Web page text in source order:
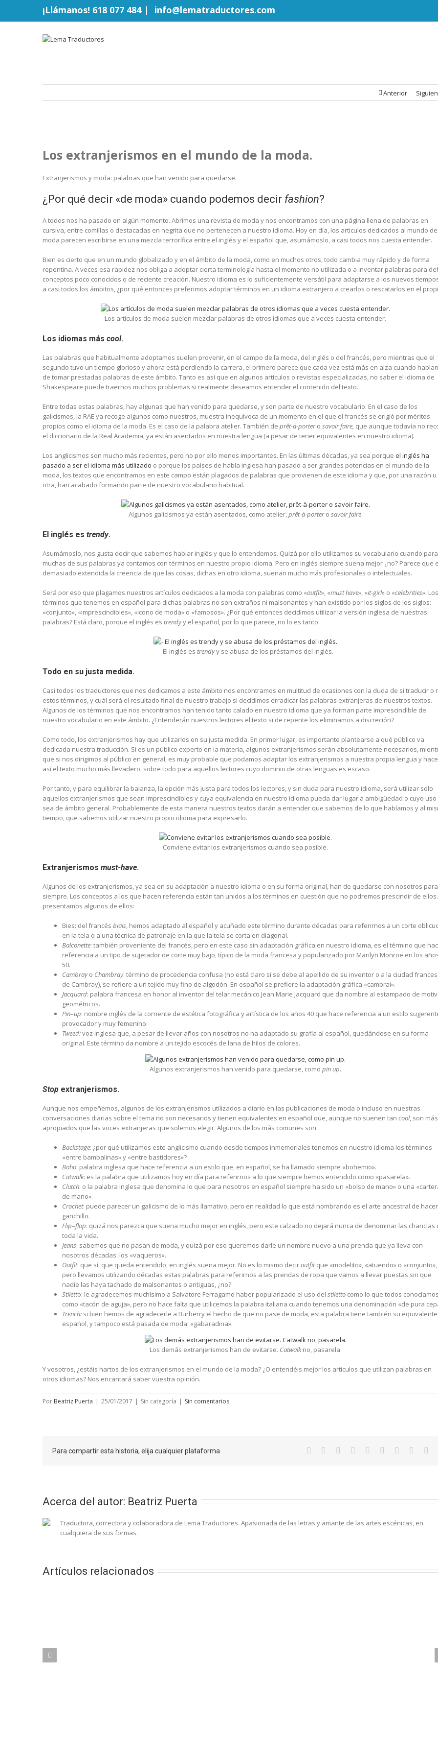
¡Llámanos! 618 077 484 | info@lematraductores.com
Anterior
Los extranjerismos en el mundo de la moda.
Extranjerismos y moda: palabras que han venido para quedarse.
¿Por qué decir «de moda» cuando podemos decir fashion?
A todos nos ha pasado en algún momento. Abrimos una revista de moda y nos encontramos con una página llena de palabras en
cursiva, entre comillas o destacadas en negrita que no pertenecen a nuestro idioma. Hoy en día, los artículos dedicados al mundo
moda parecen escribirse en una mezcla terrorífica entre el inglés y el español que, asumámoslo, a casi todos nos cuesta entender.
Bien es cierto que en un mundo globalizado y en el ámbito de la moda, como en muchos otros, todo cambia muy rápido y de forma
repentina. A veces esa rapidez nos obliga a adoptar cierta terminología hasta el momento no utilizada o a inventar palabras para
conceptos poco conocidos o de reciente creación. Nuestro idioma es lo suficientemente versátil para adaptarse a los nuevos
a casi todos los ámbitos, ¿por qué entonces preferimos adoptar términos en un idioma extranjero a crearlos o rescatarlos en el
Los artículos de moda suelen mezclar palabras de otros idiomas que a veces cuesta entender.
Los idiomas más cool.
Las palabras que habitualmente adoptamos suelen provenir, en el campo de la moda, del inglés o del francés, pero mientras que el
segundo tuvo un tiempo glorioso y ahora está perdiendo la carrera, el primero parece que cada vez está más en alza cuando
de tomar prestadas palabras de este ámbito. Tanto es así que en algunos artículos o revistas especializadas, no saber el idioma de
Shakespeare puede traernos muchos problemas si realmente deseamos entender el contenido del texto.
Entre todas estas palabras, hay algunas que han venido para quedarse, y son parte de nuestro vocabulario. En el caso de los
galicismos, la RAE ya recoge algunos como nuestros, muestra inequívoca de un momento en el que el francés se erigió por méritos
propios como el idioma de la moda. Es el caso de la palabra atelier. También de prêt-à-portero savoir faire, que aunque todavía no
el diccionario de la Real Academia, ya están asentados en nuestra lengua (a pesar de tener equivalentes en nuestro idioma).
Los anglicismos son mucho más recientes, pero no por ello menos importantes. En las últimas décadas, ya sea porque el inglés ha
pasado a ser el idioma más utilizado o porque los países de habla inglesa han pasado a ser grandes potencias en el mundo de la
moda, los textos que encontramos en este campo están plagados de palabras que provienen de este idioma y que, por una razón u
otra, han acabado formando parte de nuestro vocabulario habitual.
Algunos galicismos ya están asentados, como atelier,prêt-à-portero savoir faire.
El inglés es trendy.
Asumámoslo, nos gusta decir que sabemos hablar inglés y que lo entendemos. Quizá por ello utilizamos su vocabulario cuando para
muchas de sus palabras ya contamos con términos en nuestro propio idioma. Pero en inglés siempre suena mejor ¿no? Parece que
demasiado extendida la creencia de que las cosas, dichas en otro idioma, suenan mucho más profesionales o intelectuales.
Será por eso que plagamos nuestros artículos dedicados a la moda con palabras como «outfit», «must have», «it-girl» o «celebrities». Los
términos que tenemos en español para dichas palabras no son extraños ni malsonantes y han existido por los siglos de los siglos:
«conjunto», «imprescindibles», «icono de moda» o «famosos». ¿Por qué entonces decidimos utilizar la versión inglesa de nuestras
palabras? Está claro, porque el inglés es trendyy el español, por lo que parece, no lo es tanto.
– El inglés es trendyy se abusa de los préstamos del inglés.
Todo en su justa medida.
Casi todos los traductores que nos dedicamos a este ámbito nos encontramos en multitud de ocasiones con la duda de si traducir o
estos términos, y cuál será el resultado final de nuestro trabajo si decidimos erradicar las palabras extranjeras de nuestros textos.
Algunos de los términos que nos encontramos han tenido tanto calado en nuestro idioma que ya forman parte imprescindible de
nuestro vocabulario en este ámbito. ¿Entenderán nuestros lectores el texto si de repente los eliminamos a discreción?
Como todo, los extranjerismos hay que utilizarlos en su justa medida. En primer lugar, es importante plantearse a qué público va
dedicada nuestra traducción. Si es un público experto en la materia, algunos extranjerismos serán absolutamente necesarios,
que si nos dirigimos al público en general, es muy probable que podamos adaptar los extranjerismos a nuestra propia lengua y
así el texto mucho más llevadero, sobre todo para aquellos lectores cuyo dominio de otras lenguas es escaso.
Por tanto, y para equilibrar la balanza, la opción más justa para todos los lectores, y sin duda para nuestro idioma, será utilizar solo
aquellos extranjerismos que sean imprescindibles y cuya equivalencia en nuestro idioma pueda dar lugar a ambigüedad o cuyo uso
sea de ámbito general. Probablemente de esta manera nuestros textos darán a entender que sabemos de lo que hablamos y al
tiempo, que sabemos utilizar nuestro propio idioma para expresarlo.
Conviene evitar los extranjerismos cuando sea posible.
Extranjerismos must-have.
Algunos de los extranjerismos, ya sea en su adaptación a nuestro idioma o en su forma original, han de quedarse con nosotros para
siempre. Los conceptos a los que hacen referencia están tan unidos a los términos en cuestión que no podremos prescindir de
presentamos algunos de ellos:
Bies: del francés biais, hemos adaptado al español y acuñado este término durante décadas para referirnos a un corte
en la tela o a una técnica de patronaje en la que la tela se corta en diagonal.
Balconette: también proveniente del francés, pero en este caso sin adaptación gráfica en nuestro idioma, es el término que
referencia a un tipo de sujetador de corte muy bajo, típico de la moda francesa y popularizado por Marilyn Monroe en los
50.
Cambrayo Chambray: término de procedencia confusa (no está claro si se debe al apellido de su inventor o a la ciudad
de Cambray), se refiere a un tejido muy fino de algodón. En español se prefiere la adaptación gráfica «cambrai».
Jacquard: palabra francesa en honor al inventor del telar mecánico Jean Marie Jacquard que da nombre al estampado de
geométricos.
Pin–up: nombre inglés de la corriente de estética fotográfica y artística de los años 40 que hace referencia a un estilo
provocador y muy femenino.
Tweed:voz inglesa que, a pesar de llevar años con nosotros no ha adaptado su grafía al español, quedándose en su forma
original. Este término da nombre a un tejido escocés de lana de hilos de colores.
Algunos extranjerismos han venido para quedarse, comopin up.
Stop extranjerismos.
Aunque nos empeñemos, algunos de los extranjerismos utilizados a diario en las publicaciones de moda o incluso en nuestras
conversaciones diarias sobre el tema no son necesarios y tienen equivalentes en español que, aunque no suenen tan cool, son más
apropiados que las voces extranjeras que solemos elegir. Algunos de los más comunes son:
Backstage: ¿por qué utilizamos este anglicismo cuando desde tiempos inmemoriales tenemos en nuestro idioma los términos
«entre bambalinas» y «entre bastidores»?
Boho: palabra inglesa que hace referencia a un estilo que, en español, se ha llamado siempre «bohemio».
Catwalk: es la palabra que utilizamos hoy en día para referirnos a lo que siempre hemos entendido como «pasarela».
Clutch: o la palabra inglesa que denomina lo que para nosotros en español siempre ha sido un «bolso de mano» o una
de mano».
Crochet: puede parecer un galicismo de lo más llamativo, pero en realidad lo que está nombrando es el arte ancestral de hacer
ganchillo.
Flip–flop: quizá nos parezca que suena mucho mejor en inglés, pero este calzado no dejará nunca de denominar las chanclas
toda la vida.
Jeans: sabemos que no pasan de moda, y quizá por eso queremos darle un nombre nuevo a una prenda que ya lleva con
nosotros décadas: los «vaqueros».
Outfit: que sí, que queda entendido, en inglés suena mejor. No es lo mismo deciroutfitque «modelito», «atuendo» o «conjunto»,
pero llevamos utilizando décadas estas palabras para referirnos a las prendas de ropa que vamos a llevar puestas sin que
nadie las haya tachado de malsonantes o antiguas, ¿no?
Stiletto: le agradecemos muchísimo a Salvatore Ferragamo haber popularizado el uso del stiletto como lo que todos conocíamos
como «tacón de aguja», pero no hace falta que utilicemos la palabra italiana cuando tenemos una denominación «de pura
Trench: si bien hemos de agradecerle a Burberry el hecho de que no pase de moda, esta palabra tiene también su
español, y tampoco está pasada de moda: «gabaradina».
Los demás extranjerismos han de evitarse. Catwalkno, pasarela.
Y vosotros, ¿estáis hartos de los extranjerismos en el mundo de la moda? ¿O entendéis mejor los artículos que utilizan palabras en
otros idiomas? Nos encantará saber vuestra opinión.
Por Beatriz Puerta | 25/01/2017 | Sin categoría | Sin comentarios
Para compartir esta historia, elija cualquier plataforma
Acerca del autor: Beatriz Puerta
Traductora, correctora y colaboradora de Lema Traductores. Apasionada de las letras y amante de las artes escénicas, en
cualquiera de sus formas.
Artículos relacionados